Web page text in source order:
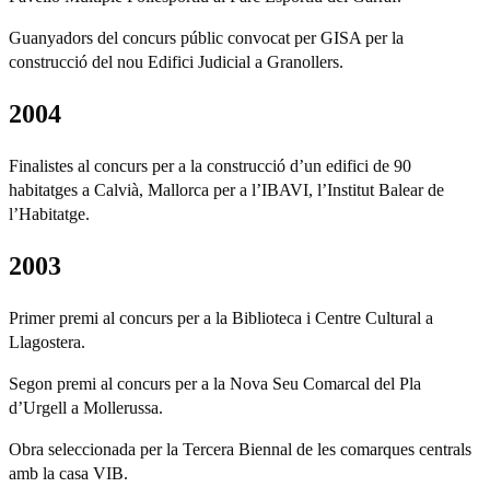
Guanyadors del concurs públic convocat per GISA per la
construcció del nou Edifici Judicial a Granollers.
2004
Finalistes al concurs per a la construcció d’un edifici de 90
habitatges a Calvià, Mallorca per a l’IBAVI, l’Institut Balear de
l’Habitatge.
2003
Primer premi al concurs per a la Biblioteca i Centre Cultural a
Llagostera.
Segon premi al concurs per a la Nova Seu Comarcal del Pla
d’Urgell a Mollerussa.
Obra seleccionada per la Tercera Biennal de les comarques centrals
amb la casa VIB.